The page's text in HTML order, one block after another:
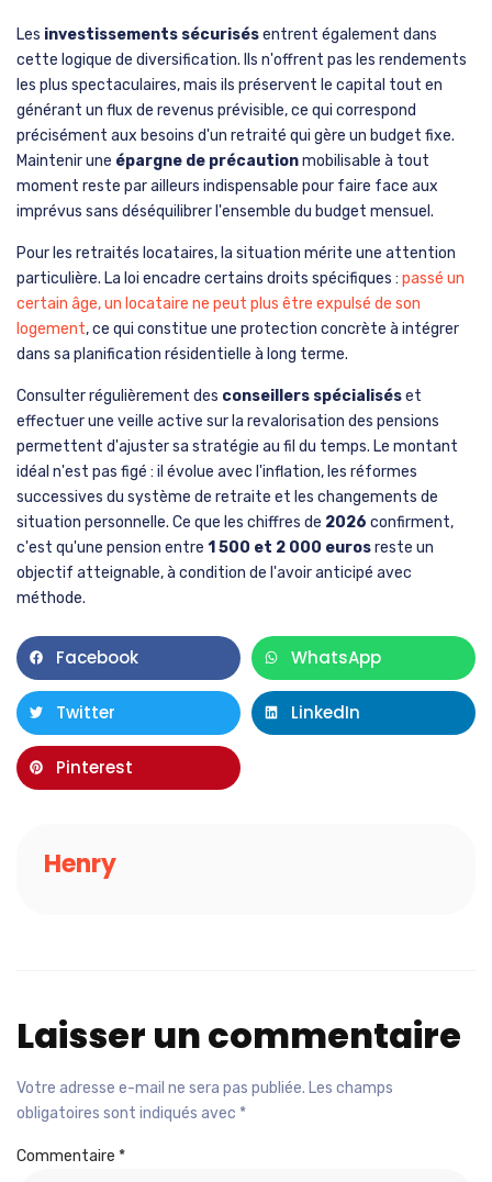
Les investissements sécurisésentrent également dans
cette logique de diversification. Ils n'offrent pas les rendements
les plus spectaculaires, mais ils préservent le capital tout en
générant un flux de revenus prévisible, ce qui correspond
précisément aux besoins d'un retraité qui gère un budget fixe.
Maintenir une épargne de précautionmobilisable à tout
moment reste par ailleurs indispensable pour faire face aux
imprévus sans déséquilibrer l'ensemble du budget mensuel.
Pour les retraités locataires, la situation mérite une attention
particulière. La loi encadre certains droits spécifiques : passé un
certain âge, un locataire ne peut plus être expulsé de son
logement, ce qui constitue une protection concrète à intégrer
dans sa planification résidentielle à long terme.
Consulter régulièrement des conseillers spécialiséset
effectuer une veille active sur la revalorisation des pensions
permettent d'ajuster sa stratégie au fil du temps. Le montant
idéal n'est pas figé : il évolue avec l'inflation, les réformes
successives du système de retraite et les changements de
situation personnelle. Ce que les chiffres de 2026 confirment,
c'est qu'une pension entre 1 500 et 2 000 eurosreste un
objectif atteignable, à condition de l'avoir anticipé avec
méthode.
Facebook WhatsApp
Twitter LinkedIn
Pinterest
Henry
Laisser un commentaire
Votre adresse e-mail ne sera pas publiée. Les champs
obligatoires sont indiqués avec *
Commentaire *